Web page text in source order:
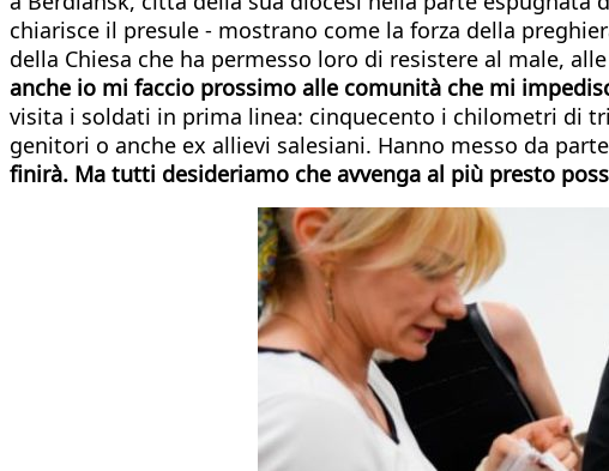
chiarisce il presule - mostrano come la forza della
della Chiesa che ha permesso loro di resistere al male,
anche io mi faccio prossimo alle comunità che mi
visita i soldati in prima linea: cinquecento i chilometri di
genitori o anche ex allievi salesiani. Hanno messo da
finirà. Ma tutti desideriamo che avvenga al più presto